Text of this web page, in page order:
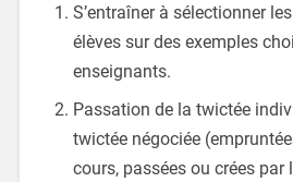
S’entraîner à sélectionner
élèves sur des exemples
enseignants.
Passation de la twictée
twictée négociée
cours, passées ou crées par